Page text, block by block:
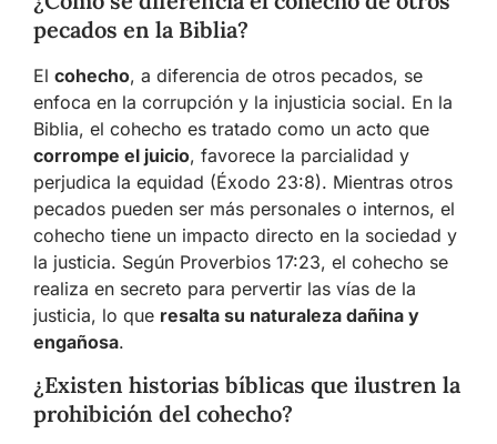
pecados en la Biblia?
El cohecho, a diferencia de otros pecados, se
enfoca en la corrupción y la injusticia social. En la
Biblia, el cohecho es tratado como un acto que
corrompe el juicio, favorece la parcialidad y
perjudica la equidad (Éxodo 23:8). Mientras otros
pecados pueden ser más personales o internos, el
cohecho tiene un impacto directo en la sociedad y
la justicia. Según Proverbios 17:23, el cohecho se
realiza en secreto para pervertir las vías de la
justicia, lo que resalta su naturaleza dañina y
engañosa.
¿Existen historias bíblicas que ilustren la
prohibición del cohecho?